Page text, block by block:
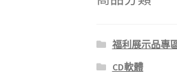
福利展示品專
CD軟體